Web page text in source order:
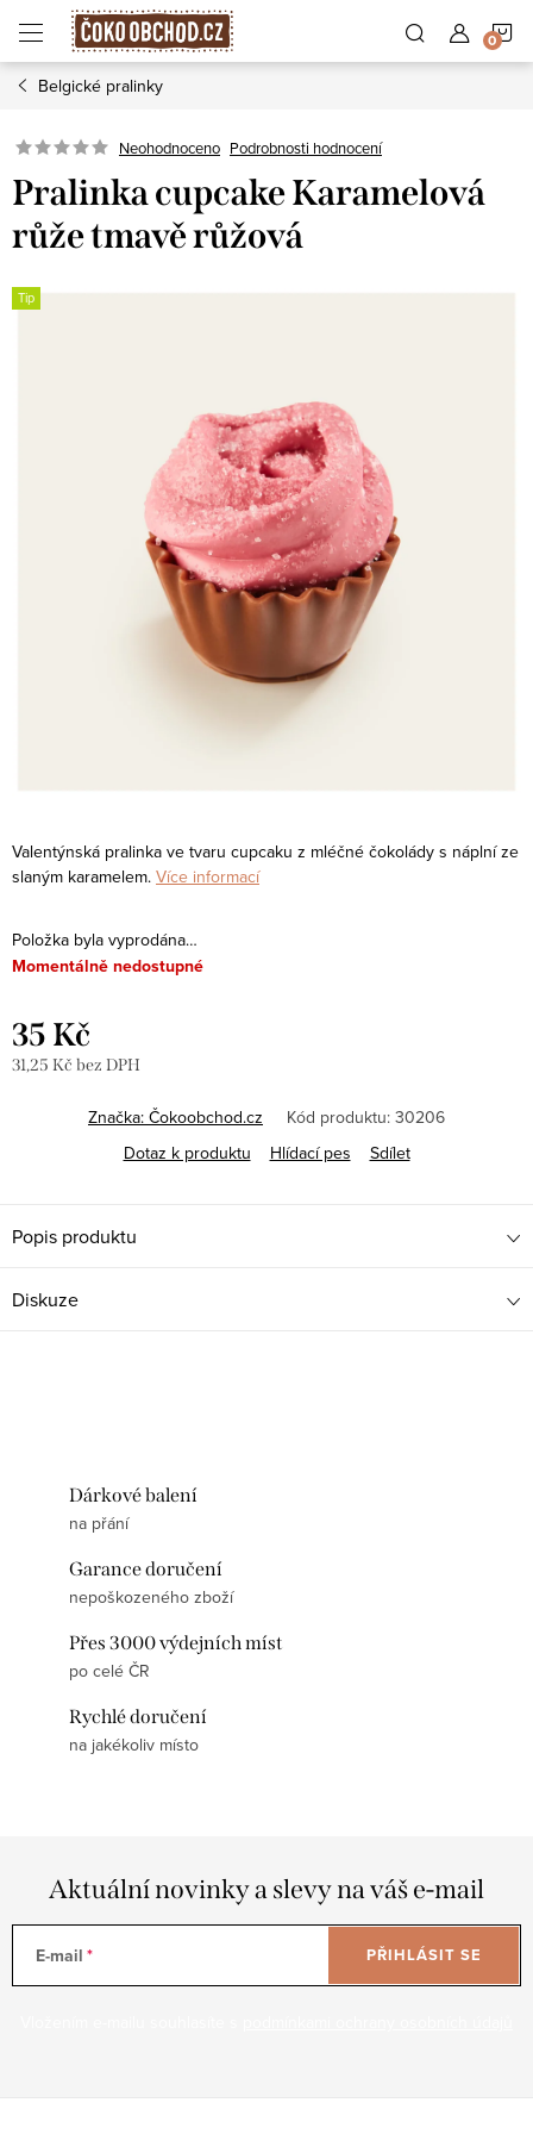
obsah
Belgické pralinky
Neohodnoceno Podrobnosti hodnocení
Pralinka cupcake Karamelová
růže tmavě růžová
Tip
Valentýnská pralinka ve tvaru cupcaku z mléčné čokolády s náplní ze
slaným karamelem. Více informací
Položka byla vyprodána…
Momentálně nedostupné
35 Kč
31,25 Kč bez DPH
Značka: Čokoobchod.cz Kód produktu: 30206
Dotaz k produktu
Hlídací pes Sdílet
Popis produktu
Diskuze
Dárkové balení
na přání
Garance doručení
nepoškozeného zboží
Přes 3000 výdejních míst
po celé ČR
Rychlé doručení
na jakékoliv místo
Aktuální novinky a slevy na váš e-mail
E-mail PŘIHLÁSIT SE